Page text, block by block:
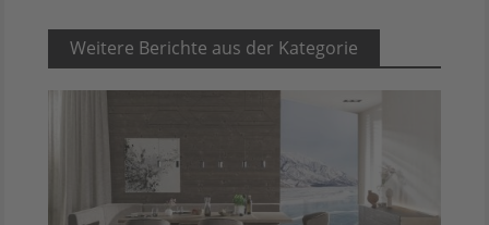
Weitere Berichte aus der Kategorie